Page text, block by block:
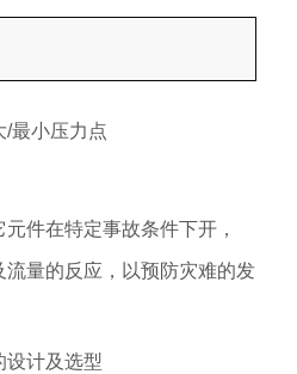
/最小压力点
件在特定事故条件下开，
量的反应，以预防灾难的发
设计及选型